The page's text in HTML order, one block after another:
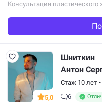
Консультация пластического
5,0
Шниткин
Антон
Стаж 10 лет •
6